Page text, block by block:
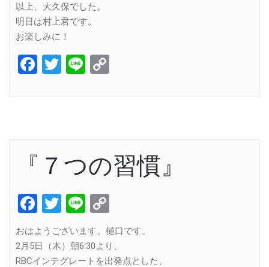
以上、大久保でした。
明日は村上君です。
お楽しみに！
Facebook
Twitter
Line
『７つの習慣』
Facebook
Twitter
Line
Link
おはようございます、樋口です。
2月5日（木）朝6:30より、
RBCインテグレートを出発点とした、